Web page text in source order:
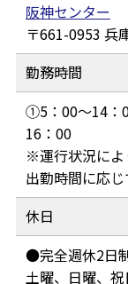
阪神センター
661-0953 兵
勤務時間
①5：00～14
16：00
※運行状況によ
出勤時間に応じ
休日
●完全週休2日
土曜、日曜、